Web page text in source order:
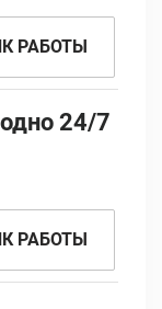
РАБОТЫ
24/7
РАБОТЫ